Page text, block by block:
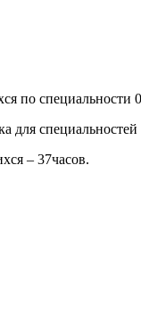
по
специальностей
– 37часов.